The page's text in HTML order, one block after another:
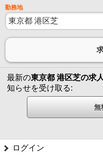
勤務地
最新の東京都 港区芝の求人
知らせを受け取る:
ログイン